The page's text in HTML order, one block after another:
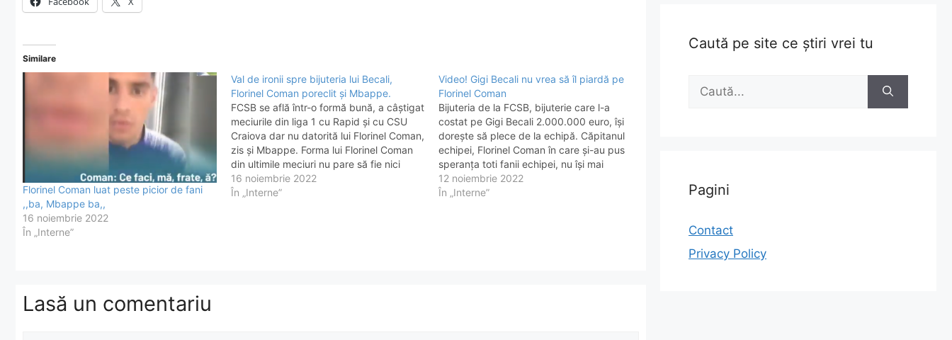
Similare
Florinel Coman luat peste picior de fani
,,ba, Mbappe ba,,
16 noiembrie 2022
În „Interne”
Val de ironii spre bijuteria lui Becali,
Florinel Coman poreclit și Mbappe.
FCSB se află într-o formă bună, a câștigat
meciurile din liga 1 cu Rapid și cu CSU
Craiova dar nu datorită lui Florinel Coman,
zis și Mbappe. Forma lui Florinel Coman
din ultimile meciuri nu pare să fie nici
măcar la un nivel în care ar putea să
prindă primul…
16 noiembrie 2022
În „Interne”
Video! Gigi Becali nu vrea să îl piardă pe
Florinel Coman
Bijuteria de la FCSB, bijuterie care l-a
costat pe Gigi Becali 2.000.000 euro, își
dorește să plece de la echipă. Căpitanul
echipei, Florinel Coman în care și-au pus
speranța toti fanii echipei, nu își mai
dorește să continue la FCSB. Cu trei
meciuri mai puțin disputate, FCSB se află
12 noiembrie 2022
În „Interne”
Lasă un comentariu
Caută pe site ce știri vrei tu
după:
Pagini
Contact
Privacy Policy